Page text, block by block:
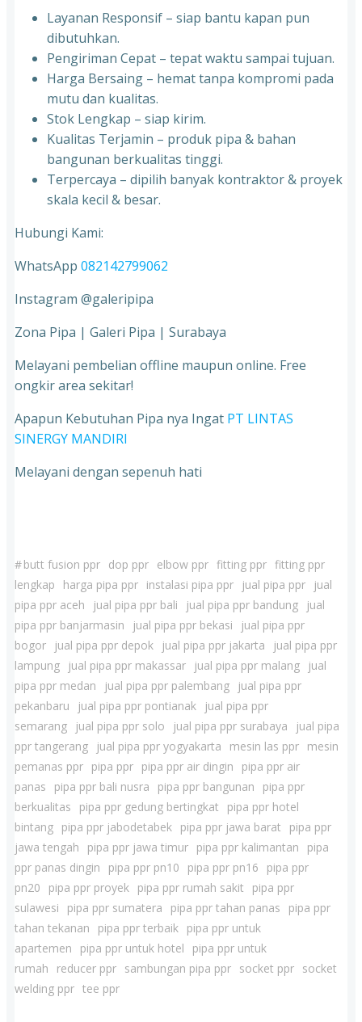
Layanan Responsif – siap bantu kapan pun
dibutuhkan.
Pengiriman Cepat – tepat waktu sampai tujuan.
Harga Bersaing – hemat tanpa kompromi pada
mutu dan kualitas.
Stok Lengkap – siap kirim.
Kualitas Terjamin – produk pipa & bahan
bangunan berkualitas tinggi.
Terpercaya – dipilih banyak kontraktor & proyek
skala kecil & besar.
Hubungi Kami:
WhatsApp 082142799062
Instagram @galeripipa
Zona Pipa | Galeri Pipa | Surabaya
Melayani pembelian offline maupun online. Free
ongkir area sekitar!
Apapun Kebutuhan Pipa nya Ingat PT LINTAS
SINERGY MANDIRI
Melayani dengan sepenuh hati
#butt fusion ppr dop ppr elbow ppr fitting ppr fitting ppr
lengkap
harga pipa ppr instalasi pipa ppr jual pipa ppr
jual
pipa ppr aceh
jual pipa ppr bali jual pipa ppr bandung
jual
pipa ppr banjarmasin
jual pipa ppr bekasi
jual pipa ppr
bogor
jual pipa ppr depok jual pipa ppr jakarta
jual pipa ppr
lampung
jual pipa ppr makassar jual pipa ppr malang
jual
pipa ppr medan
jual pipa ppr palembang
jual pipa ppr
pekanbaru
jual pipa ppr pontianak
jual pipa ppr
semarang
jual pipa ppr solo jual pipa ppr surabaya
jual pipa
ppr tangerang
jual pipa ppr yogyakarta mesin las ppr mesin
pemanas ppr pipa ppr pipa ppr air dingin
pipa ppr air
panas
pipa ppr bali nusra pipa ppr bangunan
pipa ppr
berkualitas
pipa ppr gedung bertingkat
pipa ppr hotel
bintang pipa ppr jabodetabek pipa ppr jawa barat
pipa ppr
jawa tengah
pipa ppr jawa timur pipa ppr kalimantan
pipa
ppr panas dingin
pipa ppr pn10 pipa ppr pn16
pipa ppr
pn20
pipa ppr proyek pipa ppr rumah sakit
pipa ppr
sulawesi
pipa ppr sumatera pipa ppr tahan panas
pipa ppr
tahan tekanan
pipa ppr terbaik pipa ppr untuk
apartemen
pipa ppr untuk hotel
pipa ppr untuk
rumah
reducer ppr sambungan pipa ppr socket ppr socket
welding ppr tee ppr